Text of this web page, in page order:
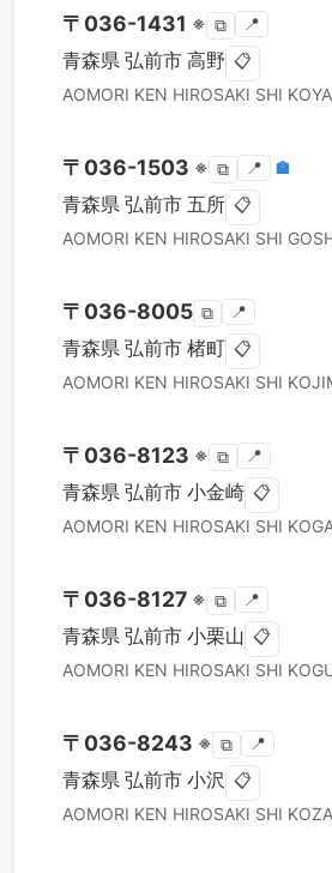
〒 036-1431 ※ ⧉ 📍
青森県 弘前市 高野 📋
AOMORI KEN HIROSAKI SHI KOYA
〒 036-1503 ※ ⧉ 📍 🏣
青森県 弘前市 五所 📋
AOMORI KEN HIROSAKI SHI
〒 036-8005 ⧉ 📍
青森県 弘前市 楮町 📋
AOMORI KEN HIROSAKI SHI
〒 036-8123 ※ ⧉ 📍
青森県 弘前市 小金崎 📋
AOMORI KEN HIROSAKI SHI
〒 036-8127 ※ ⧉ 📍
青森県 弘前市 小栗山 📋
AOMORI KEN HIROSAKI SHI
〒 036-8243 ※ ⧉ 📍
青森県 弘前市 小沢 📋
AOMORI KEN HIROSAKI SHI